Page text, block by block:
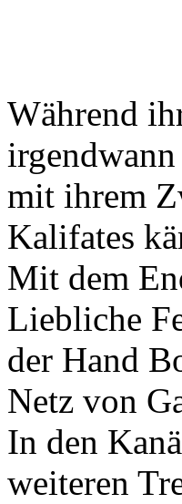
Während
mit ihrem
Kalifates
Mit dem
Liebliche
der Hand
Netz von
In den
weiteren